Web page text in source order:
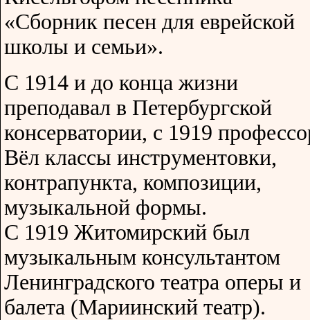
«Сборник песен для еврейской
школы и семьи».
C 1914 и до конца жизни
преподавал в Петербургской
консерватории, с 1919
Вёл классы инструментовки,
контрапункта, композиции,
музыкальной формы.
С 1919 Житомирский был
музыкальным консультантом
Ленинградского театра оперы и
балета (Мариинский театр).